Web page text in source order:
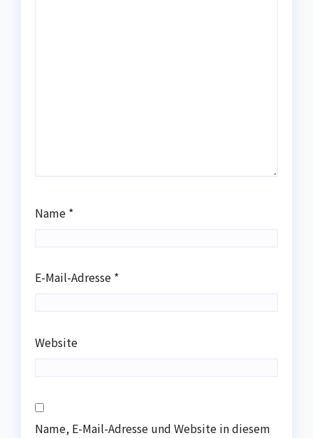
Name *
E-Mail-Adresse *
Website
Name, E-Mail-Adresse und Website in diesem